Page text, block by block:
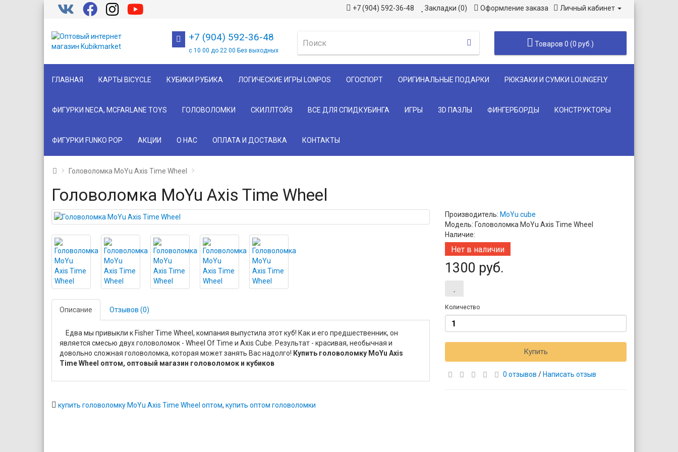
+7 (904) 592-36-48 Закладки (0) Оформление заказа Личный кабинет
+7 (904) 592-36-48
с 10 00 до 22 00 Без выходных
Товаров 0 (0 руб.)
ГЛАВНАЯ КАРТЫ BICYCLE КУБИКИ РУБИКА ЛОГИЧЕСКИЕ ИГРЫ LONPOS ОГОСПОРТ ОРИГИНАЛЬНЫЕ ПОДАРКИ РЮКЗАКИ И СУМКИ LOUNGEFLY
ФИГУРКИ NECA, MCFARLANE TOYS ГОЛОВОЛОМКИ СКИЛЛТОЙЗ ВСЕ ДЛЯ СПИДКУБИНГА ИГРЫ 3D ПАЗЛЫ ФИНГЕРБОРДЫ КОНСТРУКТОРЫ
ФИГУРКИ FUNKO POP АКЦИИ О НАС ОПЛАТА И ДОСТАВКА КОНТАКТЫ
Головоломка MoYu Axis Time Wheel
Головоломка MoYu Axis Time Wheel
Описание Отзывов (0)
Едва мы привыкли к Fisher Time Wheel, компания выпустила этот куб! Как и его предшественник, он
является смесью двух головоломок - Wheel Of Time и Axis Cube. Результат - красивая, необычная и
довольно сложная головоломка, которая может занять Вас надолго! Купить головоломку MoYu Axis
Time Wheel оптом, оптовый магазин головоломок и кубиков
Производитель: MoYu cube
Модель: Головоломка MoYu Axis Time Wheel
Наличие:
Нет в наличии
1300 руб.
Количество
Купить
0 отзывов / Написать отзыв
купить головоломку MoYu Axis Time Wheel оптом, купить оптом головоломки